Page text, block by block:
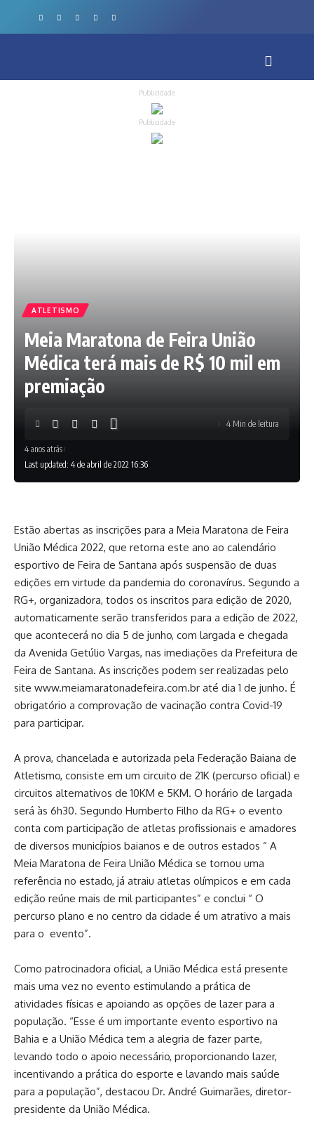
Publicidade
Publicidade
ATLETISMO
Meia Maratona de Feira União
Médica terá mais de R$ 10 mil em
premiação
Last updated: 4 de abril de 2022 16:36
4 anos atrás
4 Min de leitura
Estão abertas as inscrições para a Meia Maratona de Feira
União Médica 2022, que retorna este ano ao calendário
esportivo de Feira de Santana após suspensão de duas
edições em virtude da pandemia do coronavírus. Segundo a
RG+, organizadora, todos os inscritos para edição de 2020,
automaticamente serão transferidos para a edição de 2022,
que acontecerá no dia 5 de junho, com largada e chegada
da Avenida Getúlio Vargas, nas imediações da Prefeitura de
Feira de Santana. As inscrições podem ser realizadas pelo
site www.meiamaratonadefeira.com.br até dia 1 de junho. É
obrigatório a comprovação de vacinação contra Covid-19
para participar.
A prova, chancelada e autorizada pela Federação Baiana de
Atletismo, consiste em um circuito de 21K (percurso oficial) e
circuitos alternativos de 10KM e 5KM. O horário de largada
será às 6h30. Segundo Humberto Filho da RG+ o evento
conta com participação de atletas profissionais e amadores
de diversos municípios baianos e de outros estados “ A
Meia Maratona de Feira União Médica se tornou uma
referência no estado, já atraiu atletas olímpicos e em cada
edição reúne mais de mil participantes” e conclui “ O
percurso plano e no centro da cidade é um atrativo a mais
para o evento”.
Como patrocinadora oficial, a União Médica está presente
mais uma vez no evento estimulando a prática de
atividades físicas e apoiando as opções de lazer para a
população. “Esse é um importante evento esportivo na
Bahia e a União Médica tem a alegria de fazer parte,
levando todo o apoio necessário, proporcionando lazer,
incentivando a prática do esporte e lavando mais saúde
para a população”, destacou Dr. André Guimarães, diretor-
presidente da União Médica.